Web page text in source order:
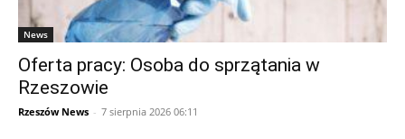
News
Oferta pracy: Osoba do sprzątania w
Rzeszowie
Rzeszów News - 7 sierpnia 2026 06:11